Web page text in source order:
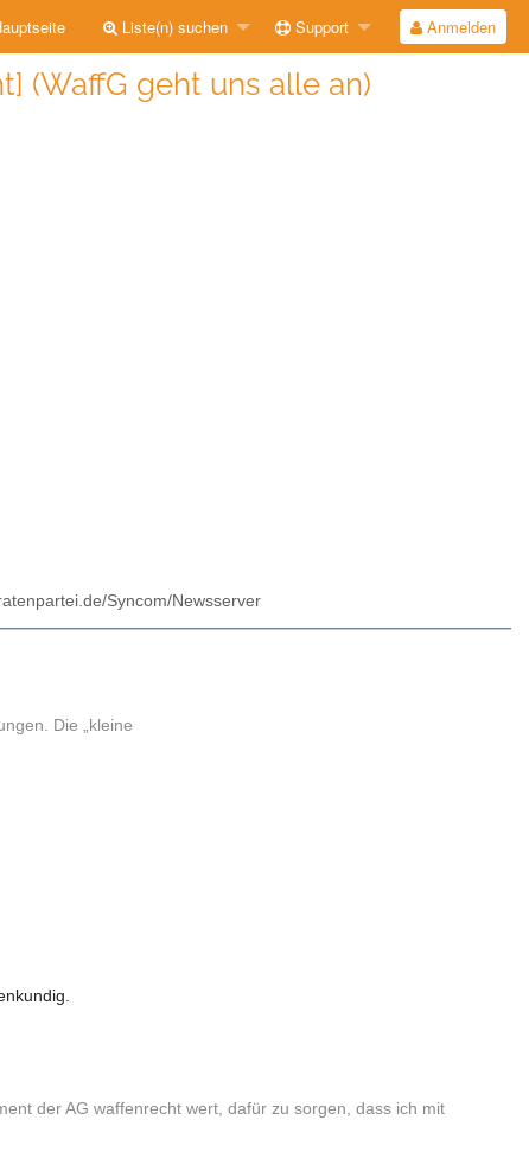
Liste(n) suchen Support Anmelden
(WaffG geht uns alle an)
Syncom/Newsserver
Die „kleine
der AG waffenrecht wert, dafür zu sorgen, dass ich mit